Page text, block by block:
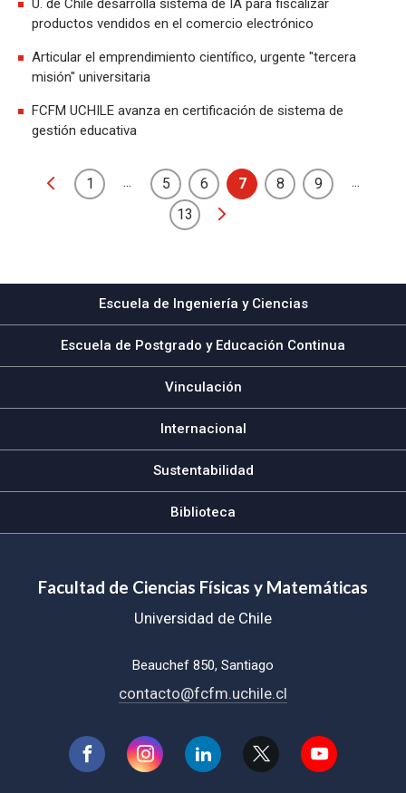
productos vendidos en el comercio electrónico
Articular el emprendimiento científico, urgente "tercera
misión" universitaria
FCFM UCHILE avanza en certificación de sistema de
gestión educativa
1 ... 5 6 7 8 9
...
13
Escuela de Ingeniería y Ciencias
Escuela de Postgrado y Educación Continua
Vinculación
Internacional
Sustentabilidad
Biblioteca
Facultad de Ciencias Físicas y Matemáticas
Universidad de Chile
Beauchef 850, Santiago
contacto@fcfm.uchile.cl